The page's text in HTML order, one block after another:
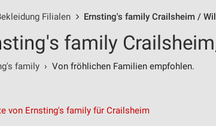
Filialen Ernsting's family Crailsheim /
family
family › Von fröhlichen Familien empfohlen.
von Ernsting's family für Crailsheim